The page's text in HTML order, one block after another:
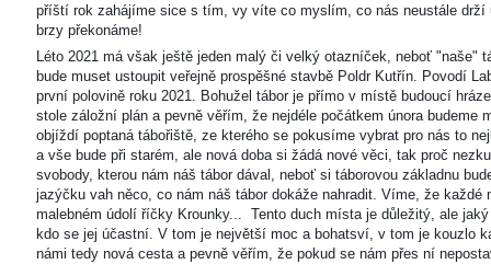
příští rok zahájíme sice s tím, vy víte co myslím, co nás neustále
brzy překonáme!
Léto 2021 má však ještě jeden malý či velký otazníček, neboť "naše"
bude muset ustoupit veřejně prospěšné stavbě Poldr Kutřín. Povodí
první polovině roku 2021. Bohužel tábor je přímo v místě budoucí
stole záložní plán a pevně věřím, že nejdéle počátkem února
objíždí poptaná tábořiště, ze kterého se pokusíme vybrat pro nás to
a vše bude při starém, ale nová doba si žádá nové věci, tak proč
svobody, kterou nám náš tábor dával, neboť si táborovou základnu
jazýčku vah něco, co nám náš tábor dokáže nahradit. Víme, že
malebném údolí říčky Krounky... Tento duch místa je důležitý, ale
kdo se jej účastní. V tom je největší moc a bohatsví, v tom je kouzlo
námi tedy nová cesta a pevně věřím, že pokud se nám přes ní